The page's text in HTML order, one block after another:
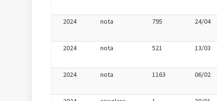
2024 nota 795 24/04
2024 nota 521 13/03
2024 nota 1163 06/02